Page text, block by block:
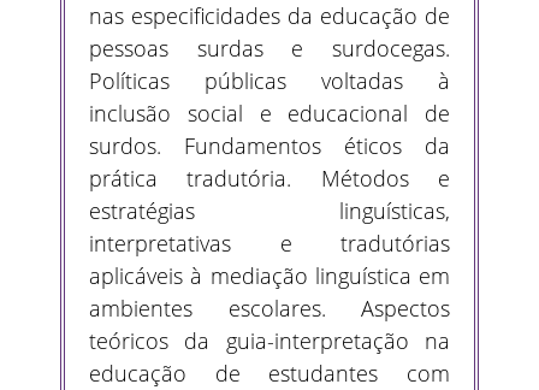
nas especificidades da educação de
pessoas surdas e surdocegas.
Políticas públicas voltadas à
inclusão social e educacional de
surdos. Fundamentos éticos da
prática tradutória. Métodos e
estratégias linguísticas,
interpretativas e tradutórias
aplicáveis à mediação linguística em
ambientes escolares. Aspectos
teóricos da guia-interpretação na
educação de estudantes com